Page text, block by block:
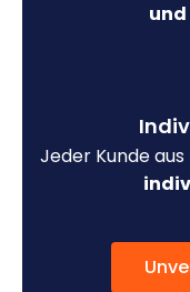
Jeder Kunde